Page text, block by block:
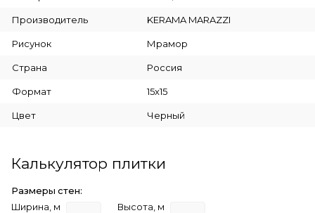
Производитель KERAMA MARAZZI
Рисунок Мрамор
Страна Россия
Формат 15x15
Цвет Черный
Калькулятор плитки
Размеры стен:
Ширина, м
Высота, м